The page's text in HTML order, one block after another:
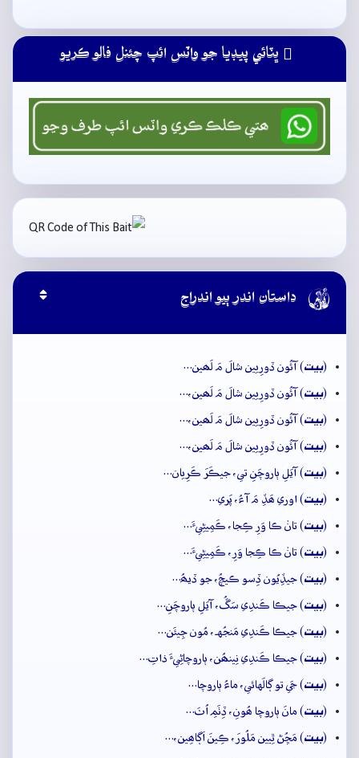
ڀٽائي پيڊيا جو واٽس ائپ چئنل فالو ڪريو
 داستان اندر ٻيو اندراج
(بيت) آئُون ڏورِيين شالَ مَ لَھين…
(بيت) آئُون ڏورِيين شالَ مَ لَھين،…
(بيت) آئُون ڏورِيين شالَ مَ لَھين،…
(بيت) آئُون ڏورِيين شالَ مَ لَھين،…
(بيت) آيَلِ ٻاروچَنِ تي، جيڪَرَ ڪَرِيان…
(بيت) اوري ھَڏِ مَ آءُ، پَري…
(بيت) تانۡ ڪا وَرِ ڪِجا، ڪَمِيڻِيءَ…
(بيت) تانۡ ڪا ڪِجا وَرِ، ڪَمِيڻِيءَ…
(بيت) جيڏِيُون ڏِسو ڪيچُ، جو ڏيھُ…
(بيت) جيڪا ڪَندِي سَڱُ، آيَلِ ٻاروچَنِ…
(بيت) جيڪا ڪَندِي مَنجُهہ، مُون جِيئَن…
(بيت) جيڪا ڪَندِي نِينھُن، ٻاروچاڻِيءَ ذاتِ…
(بيت) جَي تو ڳالَهائي، ماءُ ٻاروچا…
(بيت) مانَ ٻاروچا ھُونِ، ڏِٺَمِ اُٺَ…
(بيت) مَڇُڻ ٿِيين مَلُورَ، ڪِينَ اَڳاھِين،…